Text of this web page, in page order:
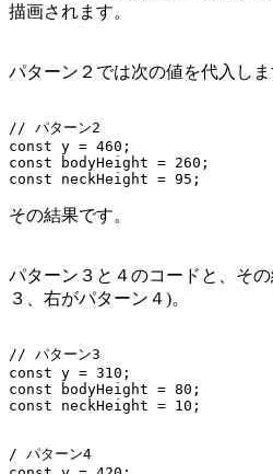
描画されます。
パターン２では次の値を代入しま
// パターン2
const y = 460;
const bodyHeight = 260;
その結果です。
パターン３と４のコードと、そ
３、右がパターン４)。
// パターン3
const y = 310;
const bodyHeight = 80;
/ パターン4